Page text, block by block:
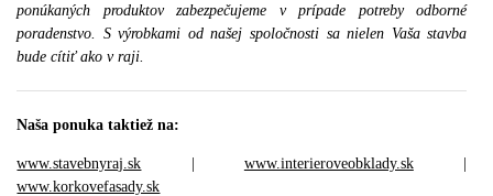
ponúkaných produktov zabezpečujeme v prípade potreby odborné
poradenstvo. S výrobkami od našej spoločnosti sa nielen Vaša stavba
bude cítiť ako v raji.
Naša ponuka taktiež na:
www.stavebnyraj.sk www.interieroveobklady.sk|
www.korkovefasady.sk